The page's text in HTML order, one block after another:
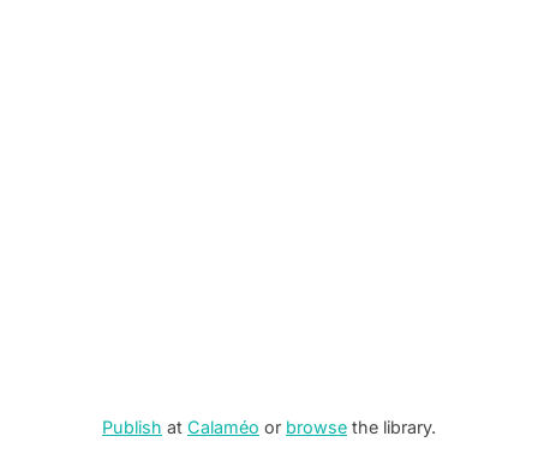
Publish at Calaméo or browse the library.